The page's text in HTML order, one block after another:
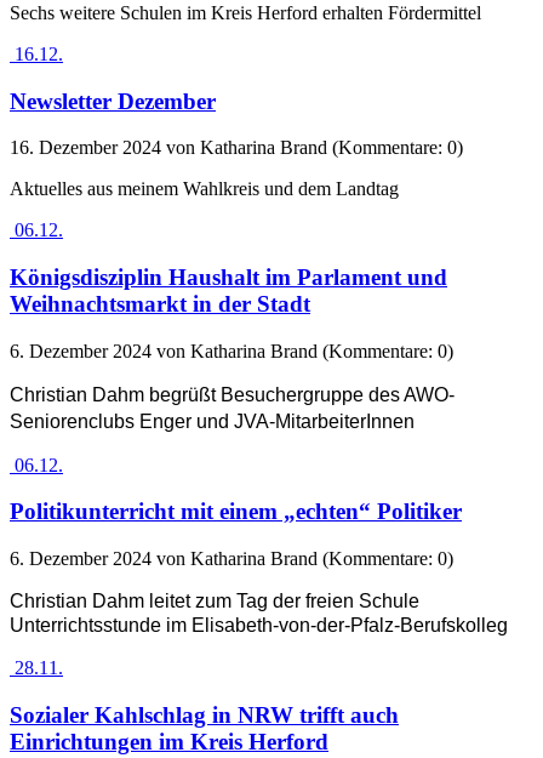
Sechs weitere Schulen im Kreis Herford erhalten Fördermittel
16.12.
Newsletter Dezember
16. Dezember 2024 von Katharina Brand (Kommentare: 0)
Aktuelles aus meinem Wahlkreis und dem Landtag
06.12.
Königsdisziplin Haushalt im Parlament und
Weihnachtsmarkt in der Stadt
6. Dezember 2024 von Katharina Brand (Kommentare: 0)
Christian Dahm begrüßt Besuchergruppe des AWO-
Seniorenclubs Enger und JVA-MitarbeiterInnen
06.12.
Politikunterricht mit einem „echten“ Politiker
6. Dezember 2024 von Katharina Brand (Kommentare: 0)
Christian Dahm leitet zum Tag der freien Schule
Unterrichtsstunde im Elisabeth-von-der-Pfalz-Berufskolleg
28.11.
Sozialer Kahlschlag in NRW trifft auch
Einrichtungen im Kreis Herford